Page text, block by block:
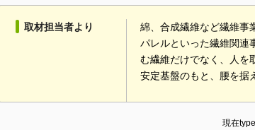
取材担当者より
綿、合成繊維など繊維事
パレルといった繊維関連
む繊維だけでなく、人を
安定基盤のもと、腰を据
現在